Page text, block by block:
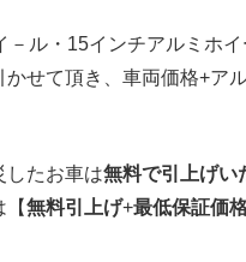
－ル・15インチアルミホ
かせて頂き 車両価格+ア
したお車は無料で引上げい
【無料引上げ+最低保証価